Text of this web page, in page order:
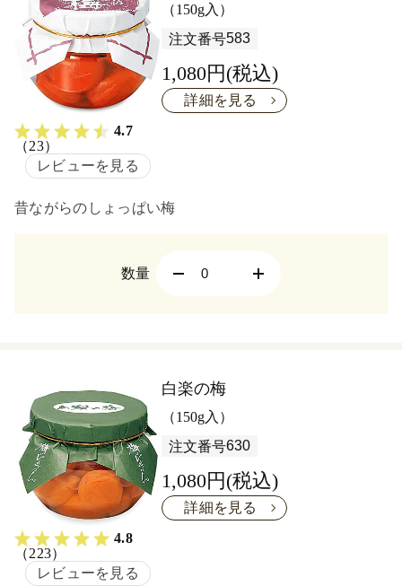
4.7
（23）
レビューを見る
（150g入）
注文番号583
1,080円(税込)
詳細を見る
昔ながらのしょっぱい梅
数量
4.8
（223）
レビューを見る
白楽の梅
（150g入）
注文番号630
1,080円(税込)
詳細を見る